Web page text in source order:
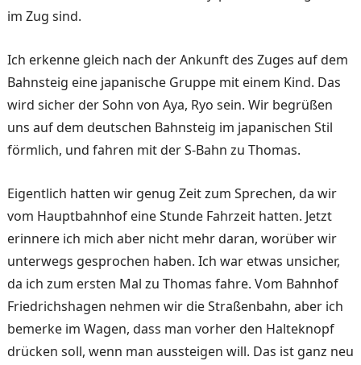
im Zug sind.
Ich erkenne gleich nach der Ankunft des Zuges auf dem
Bahnsteig eine japanische Gruppe mit einem Kind. Das
wird sicher der Sohn von Aya, Ryo sein. Wir begrüßen
uns auf dem deutschen Bahnsteig im japanischen Stil
förmlich, und fahren mit der S-Bahn zu Thomas.
Eigentlich hatten wir genug Zeit zum Sprechen, da wir
vom Hauptbahnhof eine Stunde Fahrzeit hatten. Jetzt
erinnere ich mich aber nicht mehr daran, worüber wir
unterwegs gesprochen haben. Ich war etwas unsicher,
da ich zum ersten Mal zu Thomas fahre. Vom Bahnhof
Friedrichshagen nehmen wir die Straßenbahn, aber ich
bemerke im Wagen, dass man vorher den Halteknopf
drücken soll, wenn man aussteigen will. Das ist ganz neu